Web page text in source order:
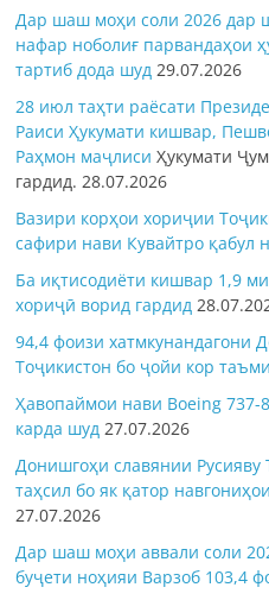
Дар шаш моҳи соли 2026 дар
нафар ноболиғ парвандаҳои
тартиб дода шуд 29.07.2026
28 июл таҳти раёсати
Раиси Ҳукумати кишвар,
Раҳмон маҷлисиҲукумати
гардид.28.07.2026
Вазири корҳои хориҷии
сафири нави Кувайтро қабул
Ба иқтисодиёти кишвар 1,9
хориҷӣ ворид гардид
94,4 фоизи хатмкунандагони
Тоҷикистон бо ҷойи кор
Ҳавопаймои нави Boeing 737-
карда шуд 27.07.2026
Донишгоҳи славянии Русияву
таҳсил бо як қатор
27.07.2026
Дар шаш моҳи аввали соли
буҷети ноҳияи Варзоб 103,4